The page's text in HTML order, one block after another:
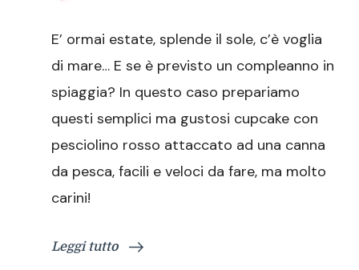
pesciolino
E’ ormai estate, splende il sole, c’è voglia
di mare… E se è previsto un compleanno in
spiaggia? In questo caso prepariamo
questi semplici ma gustosi cupcake con
pesciolino rosso attaccato ad una canna
da pesca, facili e veloci da fare, ma molto
carini!
Leggi tutto